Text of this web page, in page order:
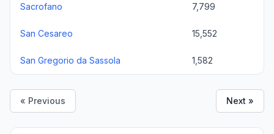
Sacrofano 7,799
San Cesareo 15,552
San Gregorio da Sassola 1,582
« Previous Next »